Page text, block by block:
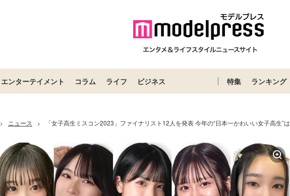
エンターテイメント コラム ライフ ビジネス 特集 ランキング
> ニュース > 「女子高生ミスコン2023」ファイナリスト12人を発表 今年の“日本一かわいい女子高生”は